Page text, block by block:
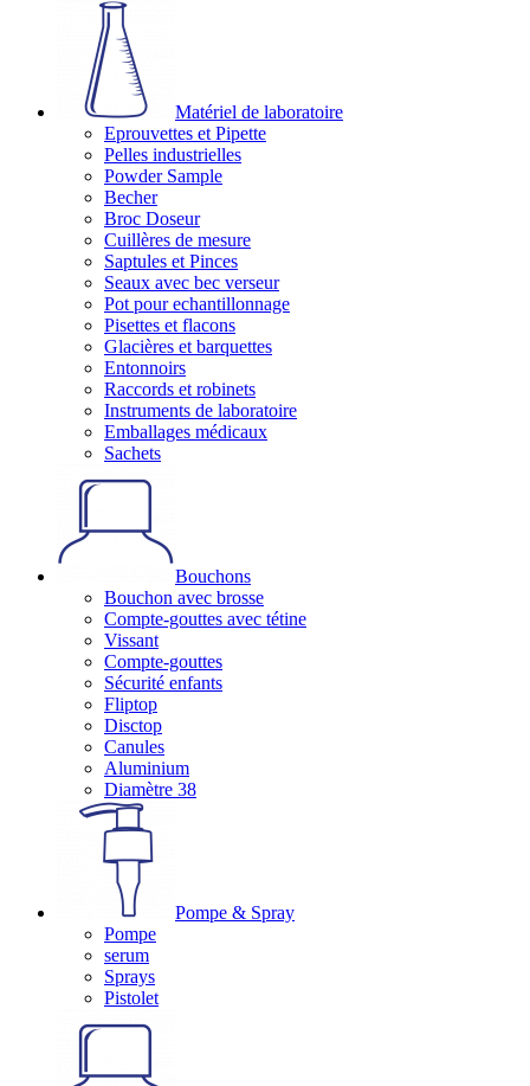
Matériel de laboratoire
Eprouvettes et Pipette
Pelles industrielles
Powder Sample
Becher
Broc Doseur
Cuillères de mesure
Saptules et Pinces
Seaux avec bec verseur
Pot pour echantillonnage
Pisettes et flacons
Glacières et barquettes
Entonnoirs
Raccords et robinets
Instruments de laboratoire
Emballages médicaux
Sachets
Bouchons
Bouchon avec brosse
Compte-gouttes avec tétine
Vissant
Compte-gouttes
Sécurité enfants
Fliptop
Disctop
Canules
Aluminium
Diamètre 38
Pompe & Spray
Pompe
serum
Sprays
Pistolet